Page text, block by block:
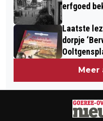
erfgoed
Laatste
dorpje
Meer